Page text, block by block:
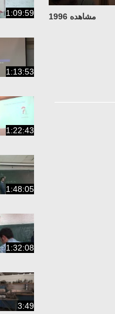
مشاهده 1996 1:09:59
1:13:53
1:22:43
1:48:05
1:32:08
3:49